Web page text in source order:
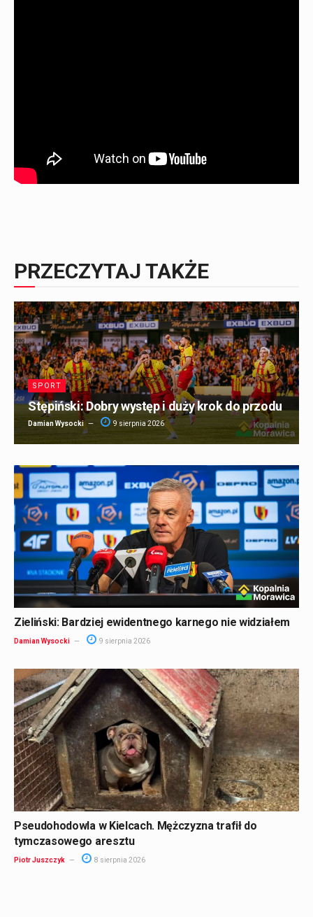
PRZECZYTAJ TAKŻE
SPORT
Stępiński: Dobry występ i duży krok do przodu
Damian Wysocki 9 sierpnia 2026
Zieliński: Bardziej ewidentnego karnego nie widziałem
Damian Wysocki 9 sierpnia 2026
Pseudohodowla w Kielcach. Mężczyzna trafił do
tymczasowego aresztu
Piotr Juszczyk 8 sierpnia 2026